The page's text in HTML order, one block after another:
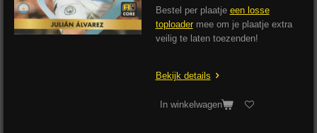
Bestel per plaatje een losse
toploadermee om je plaatje extra
veilig te laten toezenden!
Bekijk details
In winkelwagen